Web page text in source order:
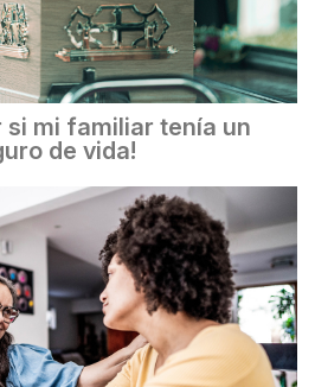
si mi familiar tenía un
de vida!